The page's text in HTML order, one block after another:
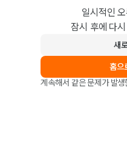
일시적인
잠시 후에 다
새
홈으
계속해서 같은 문제가 발생